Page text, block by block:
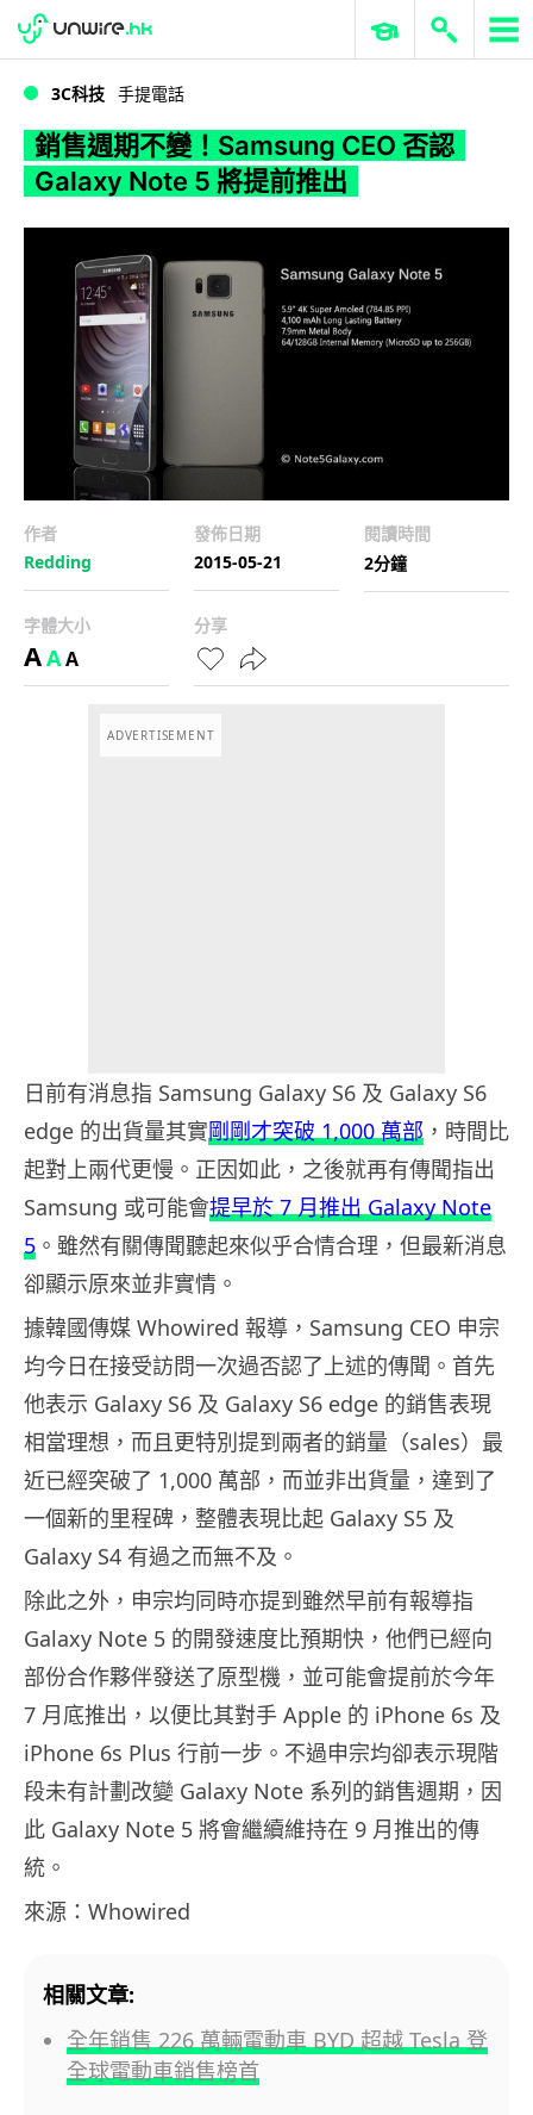
WWDC 2026 ERP 與商業 AI
3C科技 手提電話
銷售週期不變！Samsung CEO 否認
Galaxy Note 5 將提前推出
作者
Redding
發佈日期
2015-05-21
閱讀時間
2分鐘
字體大小
AAA
分享
ADVERTISEMENT
日前有消息指 Samsung Galaxy S6 及 Galaxy S6
edge 的出貨量其實剛剛才突破 1,000 萬部 ，時間比
起對上兩代更慢。正因如此，之後就再有傳聞指出
Samsung 或可能會提早於 7 月推出 Galaxy Note
5 。雖然有關傳聞聽起來似乎合情合理，但最新消息
卻顯示原來並非實情。
據韓國傳媒 Whowired 報導，Samsung CEO 申宗
均今日在接受訪問一次過否認了上述的傳聞。首先
他表示 Galaxy S6 及 Galaxy S6 edge 的銷售表現
相當理想，而且更特別提到兩者的銷量（sales）最
近已經突破了 1,000 萬部，而並非出貨量，達到了
一個新的里程碑，整體表現比起 Galaxy S5 及
Galaxy S4 有過之而無不及。
除此之外，申宗均同時亦提到雖然早前有報導指
Galaxy Note 5 的開發速度比預期快，他們已經向
部份合作夥伴發送了原型機，並可能會提前於今年
7 月底推出，以便比其對手 Apple 的 iPhone 6s 及
iPhone 6s Plus 行前一步。不過申宗均卻表示現階
段未有計劃改變 Galaxy Note 系列的銷售週期，因
此 Galaxy Note 5 將會繼續維持在 9 月推出的傳
統。
來源：Whowired
相關文章:
全年銷售 226 萬輛電動車 BYD 超越 Tesla 登
全球電動車銷售榜首